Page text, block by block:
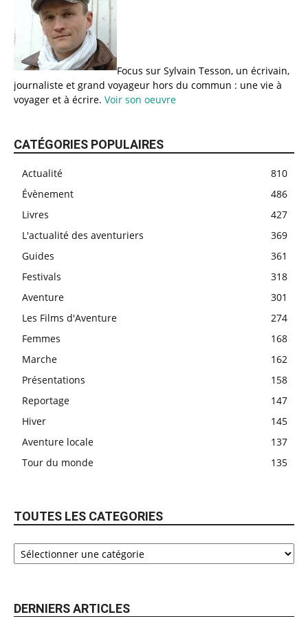
Focus sur Sylvain Tesson, un écrivain,
journaliste et grand voyageur hors du commun : une vie à
voyager et à écrire. Voir son oeuvre
CATÉGORIES POPULAIRES
Actualité
810
Évènement
486
Livres
427
L'actualité des aventuriers
369
Guides
361
Festivals
318
Aventure
301
Les Films d'Aventure
274
Femmes
168
Marche
162
Présentations
158
Reportage
147
Hiver
145
Aventure locale
137
Tour du monde
135
TOUTES LES CATEGORIES
DERNIERS ARTICLES